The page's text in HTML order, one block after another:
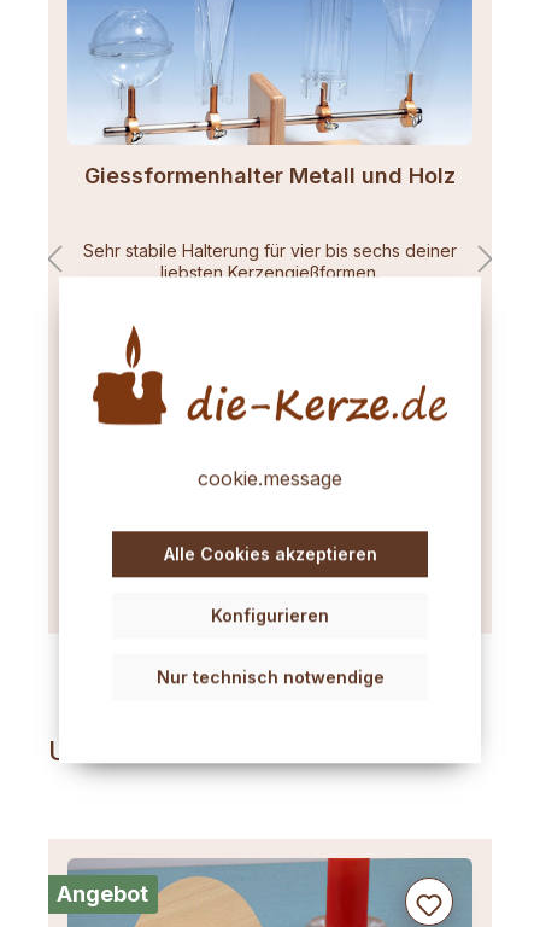
Giessformenhalter Metall und Holz
Sehr stabile Halterung für vier bis sechs deiner
liebsten Kerzengießformen.
74,89 €*
Unsere Bestseller
Angebot
cookie.message
Nur technisch notwendige
Konfigurieren
Alle Cookies akzeptieren